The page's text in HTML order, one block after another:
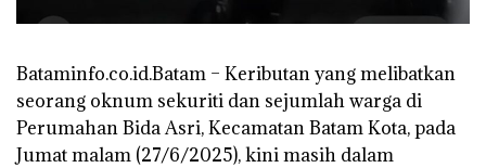
Bataminfo.co.id.Batam – Keributan yang melibatkan
seorang oknum sekuriti dan sejumlah warga di
Perumahan Bida Asri, Kecamatan Batam Kota, pada
Jumat malam (27/6/2025), kini masih dalam